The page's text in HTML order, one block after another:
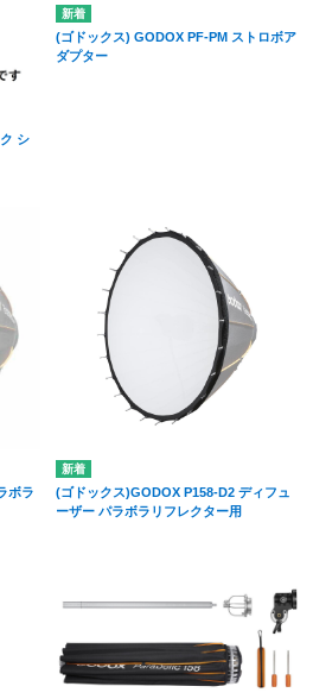
シ
(ゴドックス) GODOX PF-PM ストロボア
ダプター
ボラ
(ゴドックス)GODOX P158-D2 ディフュ
ーザー パラボラリフレクター用